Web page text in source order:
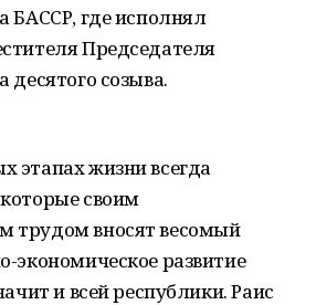
БАССР, где исполнял
Председателя
десятого созыва.
этапах жизни всегда
своим
трудом вносят весомый
экономическое развитие
и всей республики. Раис